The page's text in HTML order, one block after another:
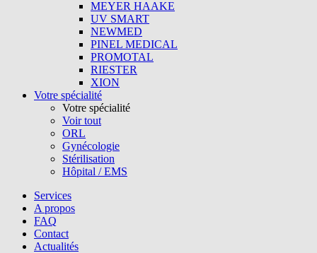
MEYER HAAKE
UV SMART
NEWMED
PINEL MEDICAL
PROMOTAL
RIESTER
XION
Votre spécialité
Votre spécialité
Voir tout
ORL
Gynécologie
Stérilisation
Hôpital / EMS
Services
A propos
FAQ
Contact
Actualités